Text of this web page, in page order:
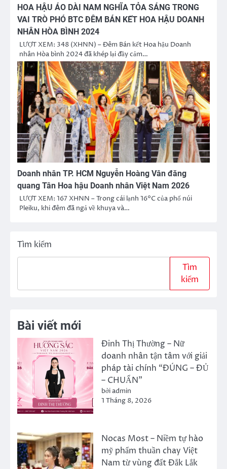
HOA HẬU ÁO DÀI NAM NGHĨA TỎA SÁNG TRONG
VAI TRÒ PHÓ BTC ĐÊM BÁN KẾT HOA HẬU DOANH
NHÂN HÒA BÌNH 2024
LƯỢT XEM: 348 (XHNN) – Đêm Bán kết Hoa hậu Doanh
nhân Hòa bình 2024 đã khép lại đầy cảm…
Doanh nhân TP. HCM Nguyễn Hoàng Vân đăng
quang Tân Hoa hậu Doanh nhân Việt Nam 2026
LƯỢT XEM: 167 XHNN – Trong cái lạnh 16°C của phố núi
Pleiku, khi đêm đã ngả về khuya và…
Tìm kiếm
Tìm
kiếm
Bài viết mới
Đinh Thị Thường – Nữ
doanh nhân tận tâm với giải
pháp tài chính “ĐÚNG – ĐỦ
– CHUẨN”
bởi admin
1 Tháng 8, 2026
Nocas Most – Niềm tự hào
mỹ phẩm thuần chay Việt
Nam từ vùng đất Đắk Lắk